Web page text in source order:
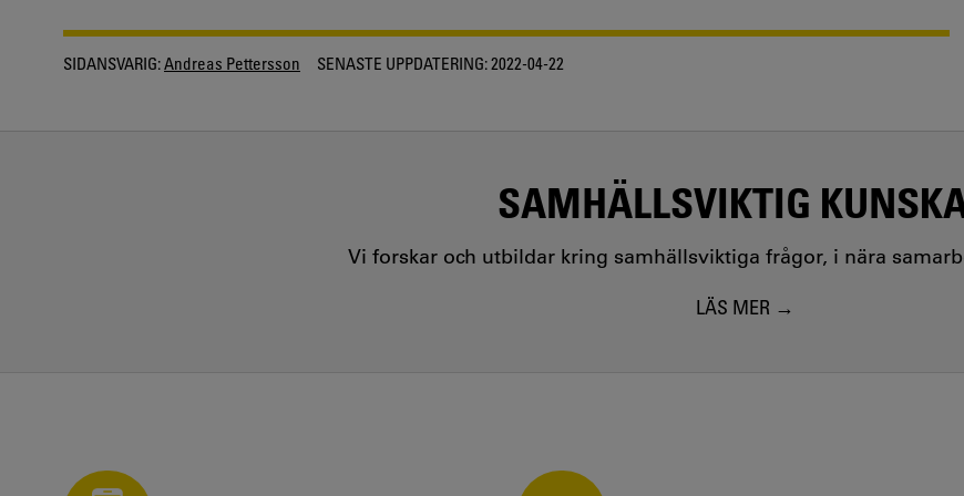
SIDANSVARIG: Andreas Pettersson SENASTE UPPDATERING:2022-04-22
SAMHÄLLSVIKTIG
Vi forskar och utbildar kring samhällsviktiga frågor, i nära
LÄS MER